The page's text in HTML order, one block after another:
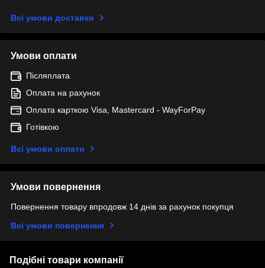
Всі умови доставки
Умови оплати
Післяплата
Оплата на рахунок
Оплата карткою Visa, Mastercard - WayForPay
Готівкою
Всі умови оплати
Умови повернення
Повернення товару впродовж 14 днів за рахунок покупця
Всі умови повернення
Подібні товари компанії